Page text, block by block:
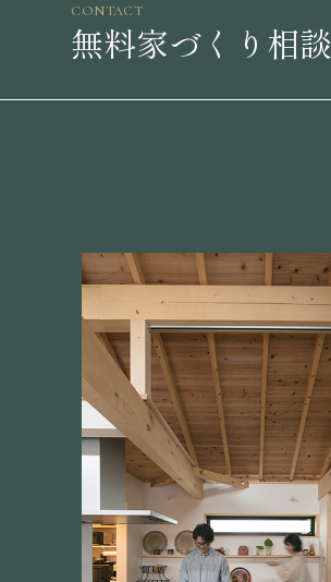
CONTACT
無料家づくり相談